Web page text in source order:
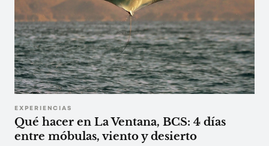
EXPERIENCIAS
Qué hacer en La Ventana, BCS: 4 días
entre móbulas, viento y desierto